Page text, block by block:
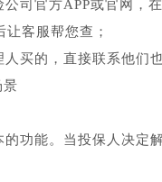
司官方APP或官网，
客服帮您查；
买的，直接联系他们
景
的功能。当投保人决定